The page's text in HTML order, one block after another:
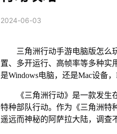
2024-06-03
三角洲行动手游电脑版怎么
置、多开运行、高帧率等多种实
是Windows电脑，还是Mac设备
《三角洲行动》是一款发
特种部队行动。作为《三角洲特
遥远而神秘的阿萨拉大陆，调查